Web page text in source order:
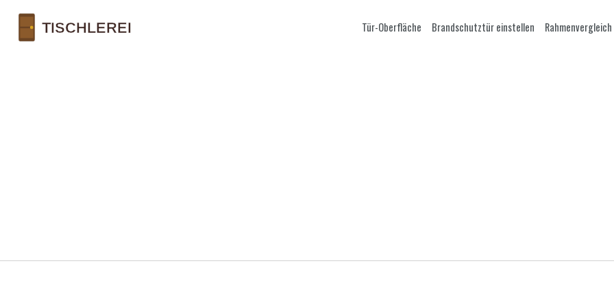
Tür-Oberfläche Brandschutztür einstellen Rahmenvergleich